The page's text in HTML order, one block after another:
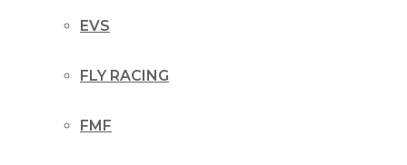
EVS
FLY RACING
FMF